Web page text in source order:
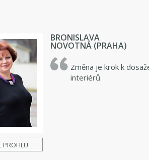
PROFILU
BRONISLAVA
NOVOTNÁ (PRAHA)
Změna je krok k
interiérů.